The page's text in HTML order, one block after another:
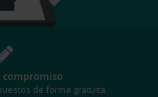
precio!
mejores descuentos